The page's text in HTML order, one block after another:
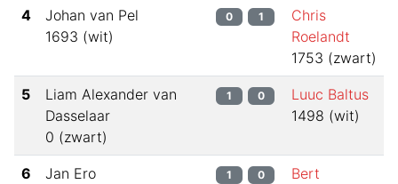
4
Johan van Pel
1693 (wit)
0 1
Chris
Roelandt
1753 (zwart)
5
Liam Alexander van
Dasselaar
0 (zwart)
1 0
Luuc Baltus
1498 (wit)
6
Jan Ero
1 0
Bert